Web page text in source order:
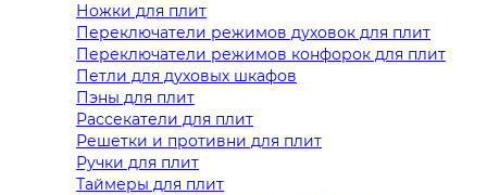
Ножки для плит
Переключатели режимов духовок для плит
Переключатели режимов конфорок для плит
Петли для духовых шкафов
Пэны для плит
Рассекатели для плит
Решетки и противни для плит
Ручки для плит
Таймеры для плит